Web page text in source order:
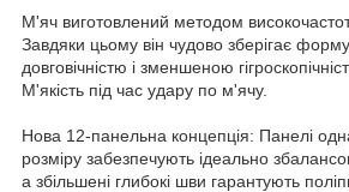
М'яч виготовлений методом
Завдяки цьому він чудово зберігає
довговічністю і зменшеною
М'якість під час удару по м'ячу.
Нова 12-панельна концепція: Панелі
розміру забезпечують ідеально
а збільшені глибокі шви гарантують